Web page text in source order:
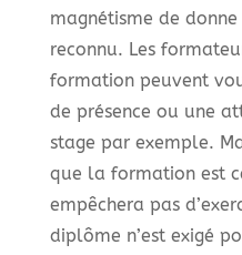
magnétisme de
reconnu. Les
formation peuvent
de présence ou une
stage par exemple.
que la formation est
empêchera pas
diplôme n’est exigé